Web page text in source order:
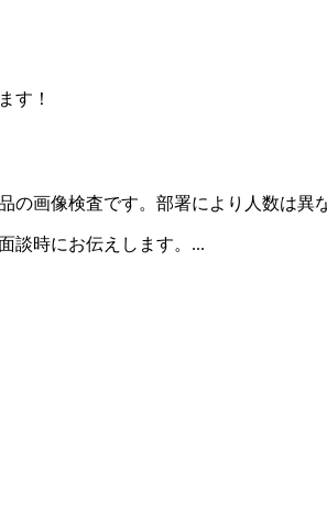
す！
画像検査です。部署により人数は異
談時にお伝えします。...